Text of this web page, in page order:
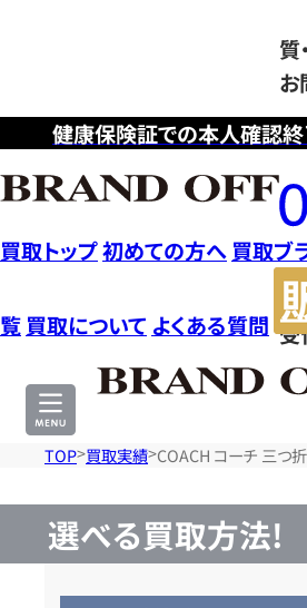
健康保険証での本人確認
質
お
フ
リ
ー
ダ
イ
ヤ
ル
受
買取トップ初めての方へ 買取ブ
覧 買取について よくある質問
TOP 買取実績 COACH コーチ 三つ
選べる買取方法!